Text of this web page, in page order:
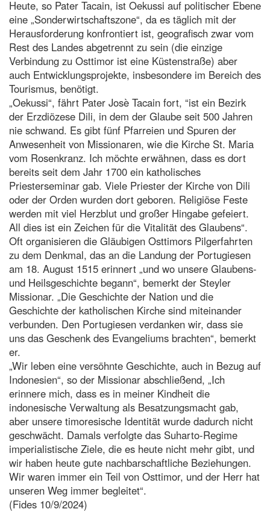
Heute, so Pater Tacain, ist Oekussi auf politischer Ebene
eine „Sonderwirtschaftszone“, da es täglich mit der
Herausforderung konfrontiert ist, geografisch zwar vom
Rest des Landes abgetrennt zu sein (die einzige
Verbindung zu Osttimor ist eine Küstenstraße) aber
auch Entwicklungsprojekte, insbesondere im Bereich des
Tourismus, benötigt.
„Oekussi“, fährt Pater Josè Tacain fort, “ist ein Bezirk
der Erzdiözese Dili, in dem der Glaube seit 500 Jahren
nie schwand. Es gibt fünf Pfarreien und Spuren der
Anwesenheit von Missionaren, wie die Kirche St. Maria
vom Rosenkranz. Ich möchte erwähnen, dass es dort
bereits seit dem Jahr 1700 ein katholisches
Priesterseminar gab. Viele Priester der Kirche von Dili
oder der Orden wurden dort geboren. Religiöse Feste
werden mit viel Herzblut und großer Hingabe gefeiert.
All dies ist ein Zeichen für die Vitalität des Glaubens“.
Oft organisieren die Gläubigen Osttimors Pilgerfahrten
zu dem Denkmal, das an die Landung der Portugiesen
am 18. August 1515 erinnert „und wo unsere Glaubens-
und Heilsgeschichte begann“, bemerkt der Steyler
Missionar. „Die Geschichte der Nation und die
Geschichte der katholischen Kirche sind miteinander
verbunden. Den Portugiesen verdanken wir, dass sie
uns das Geschenk des Evangeliums brachten“, bemerkt
er.
„Wir leben eine versöhnte Geschichte, auch in Bezug auf
Indonesien“, so der Missionar abschließend, „Ich
erinnere mich, dass es in meiner Kindheit die
indonesische Verwaltung als Besatzungsmacht gab,
aber unsere timoresische Identität wurde dadurch nicht
geschwächt. Damals verfolgte das Suharto-Regime
imperialistische Ziele, die es heute nicht mehr gibt, und
wir haben heute gute nachbarschaftliche Beziehungen.
Wir waren immer ein Teil von Osttimor, und der Herr hat
unseren Weg immer begleitet“.
(Fides 10/9/2024)